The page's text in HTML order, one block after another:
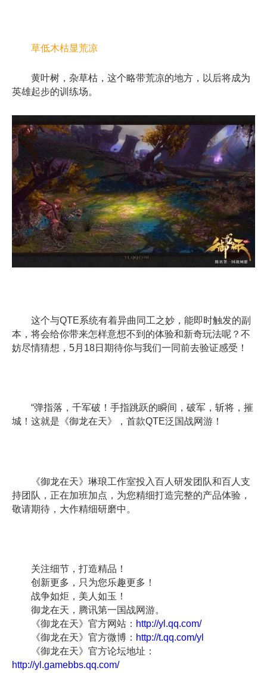
草低木枯显荒凉
黄叶树，杂草枯，这个略带荒凉的地方，以后将成为
英雄起步的训练场。
这个与QTE系统有着异曲同工之妙，能即时触发的副
本，将会给你带来怎样意想不到的体验和新奇玩法呢？不
妨尽情猜想，5月18日期待你与我们一同前去验证感受！
“弹指落，千军破！手指跳跃的瞬间，破军，斩将，摧
城！这就是《御龙在天》，首款QTE泛国战网游！
《御龙在天》琳琅工作室投入百人研发团队和百人支
持团队，正在加班加点，为您精细打造完整的产品体验，
敬请期待，大作精细研磨中。
关注细节，打造精品！
创新更多，只为您乐趣更多！
战争如炬，美人如玉！
御龙在天，腾讯第一国战网游。
《御龙在天》官方网站： http://yl.qq.com/
《御龙在天》官方微博： http://t.qq.com/yl
《御龙在天》官方论坛地址：
http://yl.gamebbs.qq.com/